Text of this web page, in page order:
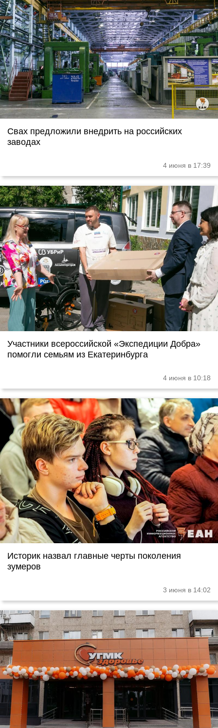
Свах предложили внедрить на российских
заводах
4 июня в 17:39
Участники всероссийской «Экспедиции Добра»
помогли семьям из Екатеринбурга
4 июня в 10:18
Историк назвал главные черты поколения
зумеров
3 июня в 14:02